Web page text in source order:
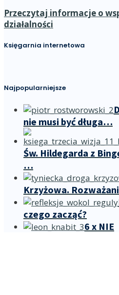
Przeczytaj informacje o
działalności
Księgarnia internetowa
Najpopularniejsze
nie musi być długa…
Św. Hildegarda z
…
Krzyżowa.
czego zacząć?
6 x NIE